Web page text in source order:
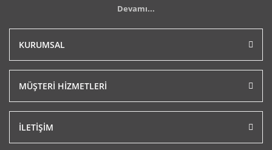
Devamı...
KURUMSAL
MÜŞTERİ HİZMETLERİ
İLETİŞİM